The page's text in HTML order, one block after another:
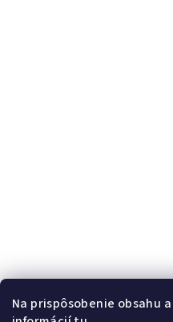
Na prispôsobenie obsahu